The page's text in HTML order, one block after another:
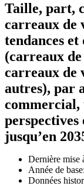
Taille, part,
carreaux de
tendances
(carreaux
carreaux de
autres), par
commercial,
perspectives
jusqu’en
Dernière mise
Année de base:
Données